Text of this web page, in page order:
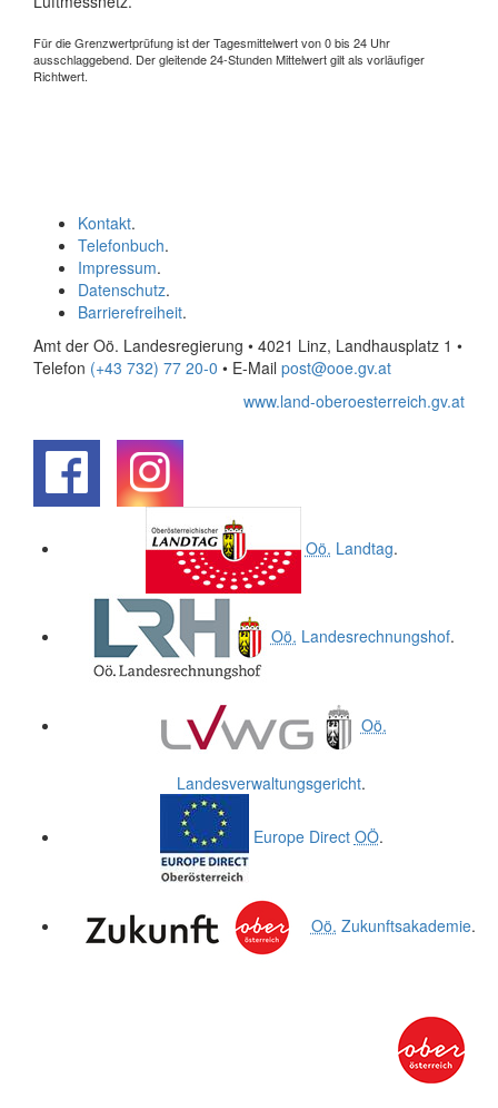
Für die Grenzwertprüfung ist der Tagesmittelwert von 0 bis 24 Uhr
ausschlaggebend. Der gleitende 24-Stunden Mittelwert gilt als vorläufiger
Richtwert.
Kontakt.
Telefonbuch.
Impressum.
Datenschutz.
Barrierefreiheit.
Amt der Oö. Landesregierung • 4021 Linz, Landhausplatz 1 •
Telefon (+43 732) 77 20-0 • E-Mail post@ooe.gv.at
www.land-oberoesterreich.gv.at
Oö. Landtag.
Oö. Landesrechnungshof.
Oö.
Landesverwaltungsgericht.
Europe Direct OÖ.
Oö. Zukunftsakademie.